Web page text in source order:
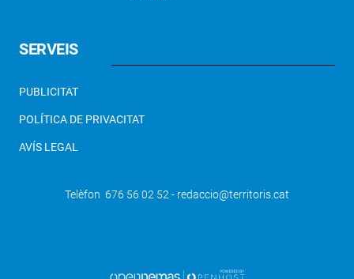
SERVEIS
PUBLICITAT
POLÍTICA DE PRIVACITAT
AVÍS LEGAL
Telèfon 676 56 02 52 - redaccio@territoris.cat